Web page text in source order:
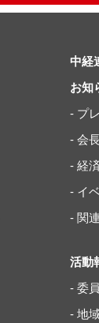
中経
お知
- プ
- 会
- 経
- イ
- 関
活動
- 委
- 地